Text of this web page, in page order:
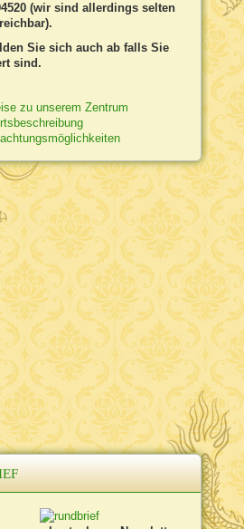
(wir sind allerdings selten
Sie sich auch ab falls Sie
sind.
zu unserem Zentrum